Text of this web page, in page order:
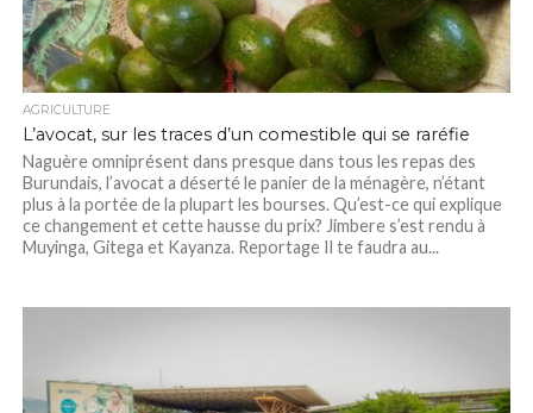
AGRICULTURE
L’avocat, sur les traces d’un comestible qui se raréfie
Naguère omniprésent dans presque dans tous les repas des
Burundais, l’avocat a déserté le panier de la ménagère, n’étant
plus à la portée de la plupart les bourses. Qu’est-ce qui explique
ce changement et cette hausse du prix? Jimbere s’est rendu à
Muyinga, Gitega et Kayanza. Reportage Il te faudra au...